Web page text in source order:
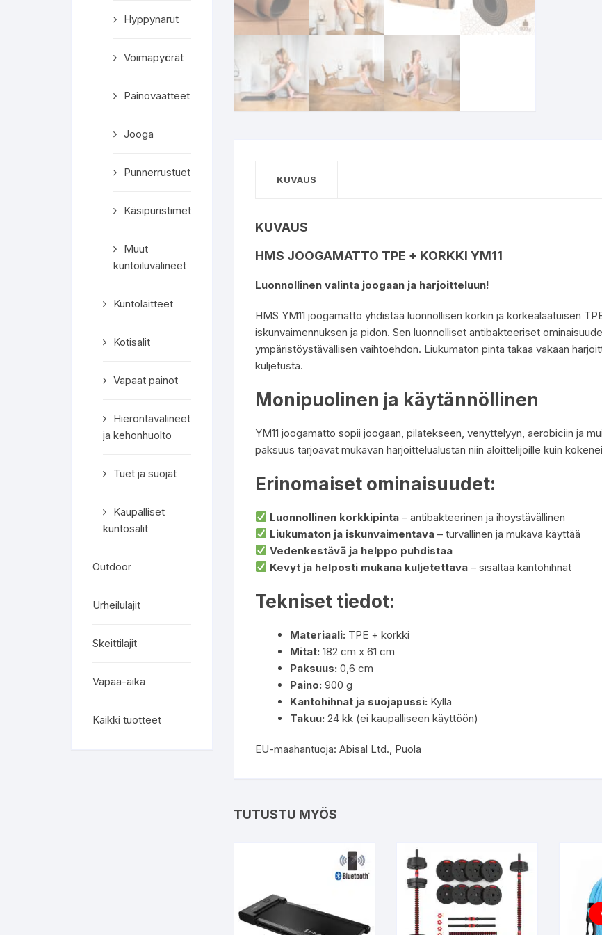
KUVAUS
KUVAUS
HMS JOOGAMATTO TPE + KORKKI YM11
Luonnollinen valinta joogaan ja harjoitteluun!
HMS YM11 joogamatto yhdistää luonnollisen korkin ja korkealaatuisen
iskunvaimennuksen ja pidon. Sen luonnolliset antibakteeriset
ympäristöystävällisen vaihtoehdon. Liukumaton pinta takaa vakaan
kuljetusta.
Monipuolinen ja käytännöllinen
YM11 joogamatto sopii joogaan, pilatekseen, venyttelyyn, aerobiciin ja
paksuus tarjoavat mukavan harjoittelualustan niin aloittelijoille kuin
Erinomaiset ominaisuudet:
Luonnollinen korkkipinta – antibakteerinen ja ihoystävällinen
Liukumaton ja iskunvaimentava – turvallinen ja mukava käyttää
Vedenkestävä ja helppo puhdistaa
Kevyt ja helposti mukana kuljetettava – sisältää kantohihnat
Tekniset tiedot:
Materiaali: TPE + korkki
Mitat: 182 cm x 61 cm
Paksuus: 0,6 cm
Paino: 900 g
Kantohihnat ja suojapussi: Kyllä
Takuu: 24 kk (ei kaupalliseen käyttöön)
EU-maahantuoja: Abisal Ltd., Puola
TUTUSTU MYÖS
Hyppynarut
Voimapyörät
Painovaatteet
Jooga
Punnerrustuet
Käsipuristimet
Muut
kuntoiluvälineet
Kuntolaitteet
Kotisalit
Vapaat painot
Hierontavälineet
ja kehonhuolto
Tuet ja suojat
Kaupalliset
kuntosalit
Outdoor
Urheilulajit
Skeittilajit
Vapaa-aika
Kaikki tuotteet